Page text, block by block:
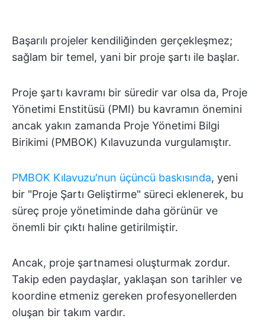
Başarılı projeler kendiliğinden gerçekleşmez;
sağlam bir temel, yani bir proje şartı ile başlar.
Proje şartı kavramı bir süredir var olsa da, Proje
Yönetimi Enstitüsü (PMI) bu kavramın önemini
ancak yakın zamanda Proje Yönetimi Bilgi
Birikimi (PMBOK) Kılavuzunda vurgulamıştır.
PMBOK Kılavuzu'nun üçüncü baskısında, yeni
bir "Proje Şartı Geliştirme" süreci eklenerek, bu
süreç proje yönetiminde daha görünür ve
önemli bir çıktı haline getirilmiştir.
Ancak, proje şartnamesi oluşturmak zordur.
Takip eden paydaşlar, yaklaşan son tarihler ve
koordine etmeniz gereken profesyonellerden
oluşan bir takım vardır.